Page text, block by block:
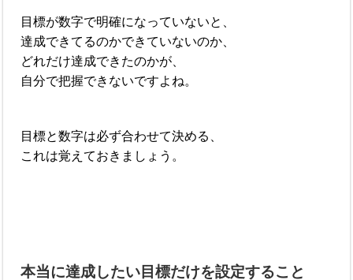
目標が数字で明確になっていないと、
達成できてるのかできていないのか、
どれだけ達成できたのかが、
自分で把握できないですよね。
目標と数字は必ず合わせて決める、
これは覚えておきましょう。
本当に達成したい目標だけを設定すること